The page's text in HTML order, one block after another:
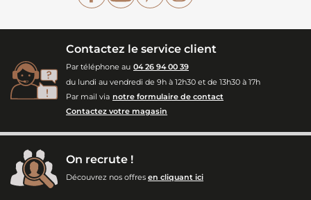
Contactez le service client
Par téléphone au 04 26 94 00 39
du lundi au vendredi de 9h à 12h30 et de 13h30 à 17h
Par mail via notre formulaire de contact
Contactez votre magasin
On recrute !
Découvrez nos offres en cliquant ici